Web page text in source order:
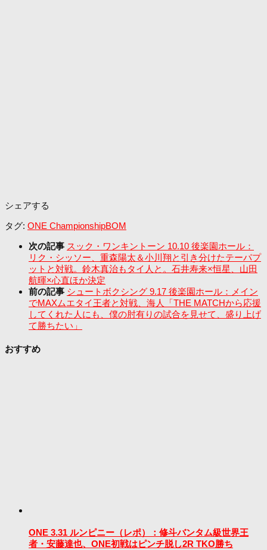
シェアする
タグ: ONE ChampionshipBOM
次の記事 スック・ワンキントーン 10.10 後楽園ホール：
リク・シッソー、重森陽太＆小川翔と引き分けたテーパプ
ットと対戦。鈴木真治もタイ人と。石井寿来×恒星、山田
航暉×心直ほか決定
前の記事 シュートボクシング 9.17 後楽園ホール：メイン
でMAXムエタイ王者と対戦、海人「THE MATCHから応援
してくれた人にも、僕の肘有りの試合を見せて、盛り上げ
て勝ちたい」
おすすめ
ONE 3.31 ルンピニー（レポ）：修斗バンタム級世界王
者・安藤達也、ONE初戦はピンチ脱し2R TKO勝ち